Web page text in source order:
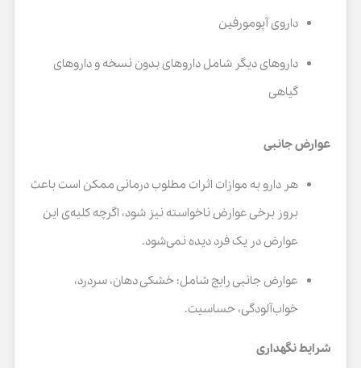
داروی آپومورفین
داروهای دیگر شامل داروهای بدون نسخه و داروهای
گیاهی
عوارض جانبی
هر دارو به موازات اثرات مطلوب درمانی ممکن است باعث
بروز برخی عوارض ناخواسته نیز شود، اگرچه کلیه‌ی این
عوارض در یک فرد دیده نمی‌شود.
عوارض جانبی رایج شامل: خشکی دهان، سردرد،
خواب‌آلودگی، حساسیت.
شرایط نگهداری